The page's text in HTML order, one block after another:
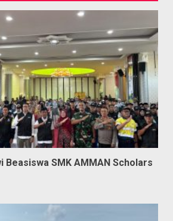
Beasiswa SMK AMMAN Scholars